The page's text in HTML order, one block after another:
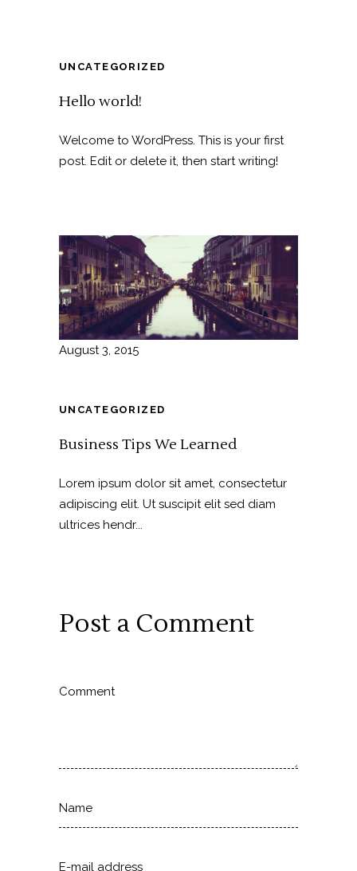
UNCATEGORIZED
Hello world!
Welcome to WordPress. This is your first
post. Edit or delete it, then start writing!
August 3, 2015
UNCATEGORIZED
Business Tips We Learned
Lorem ipsum dolor sit amet, consectetur
adipiscing elit. Ut suscipit elit sed diam
ultrices hendr...
Post a Comment